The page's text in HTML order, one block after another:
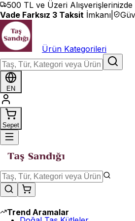
İçeriğe geç
500 TL ve Üzeri Alışverişlerinizde
Vade Farksız 3 Taksit İmkanı
Ürün Kategorileri
EN
Sepet
Trend Aramalar